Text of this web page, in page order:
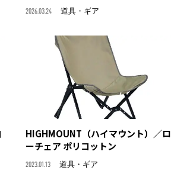
2026.03.24 道具・ギア
HIGHMOUNT（ハイマウント）／ロ
ーチェア ポリコットン
2023.01.13 道具・ギア